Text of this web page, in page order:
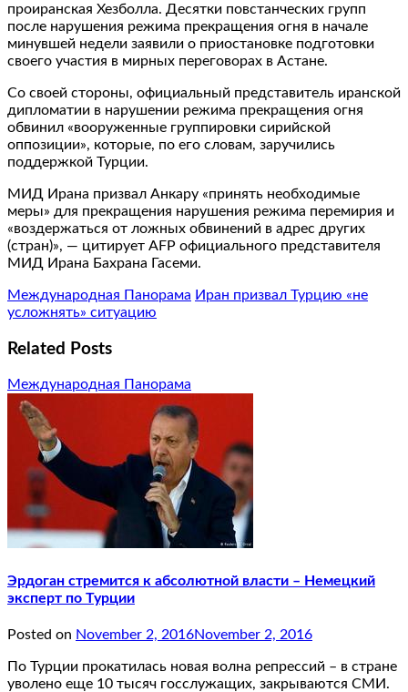
проиранская Хезболла. Десятки повстанческих групп
после нарушения режима прекращения огня в начале
минувшей недели заявили о приостановке подготовки
своего участия в мирных переговорах в Астане.
Со своей стороны, официальный представитель иранской
дипломатии в нарушении режима прекращения огня
обвинил «вооруженные группировки сирийской
оппозиции», которые, по его словам, заручились
поддержкой Турции.
МИД Ирана призвал Анкару «принять необходимые
меры» для прекращения нарушения режима перемирия и
«воздержаться от ложных обвинений в адрес других
(стран)», — цитирует AFP официального представителя
МИД Ирана Бахрана Гасеми.
Международная Панорама Иран призвал Турцию «не
усложнять» ситуацию
Related Posts
Международная Панорама
Эрдоган стремится к абсолютной власти – Немецкий
эксперт по Турции
Posted on November 2, 2016November 2, 2016
По Турции прокатилась новая волна репрессий – в стране
уволено еще 10 тысяч госслужащих, закрываются СМИ.